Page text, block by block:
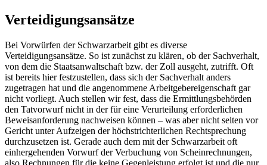
Verteidigungsansätze
Bei Vorwürfen der Schwarzarbeit gibt es diverse
Verteidigungsansätze. So ist zunächst zu klären, ob der Sachverhalt,
von dem die Staatsanwaltschaft bzw. der Zoll ausgeht, zutrifft. Oft
ist bereits hier festzustellen, dass sich der Sachverhalt anders
zugetragen hat und die angenommene Arbeitgebereigenschaft gar
nicht vorliegt. Auch stellen wir fest, dass die Ermittlungsbehörden
den Tatvorwurf nicht in der für eine Verurteilung erforderlichen
Beweisanforderung nachweisen können – was aber nicht selten vor
Gericht unter Aufzeigen der höchstrichterlichen Rechtsprechung
durchzusetzen ist. Gerade auch dem mit der Schwarzarbeit oft
einhergehenden Vorwurf der Verbuchung von Scheinrechnungen,
also Rechnungen für die keine Gegenleistung erfolgt ist und die nur